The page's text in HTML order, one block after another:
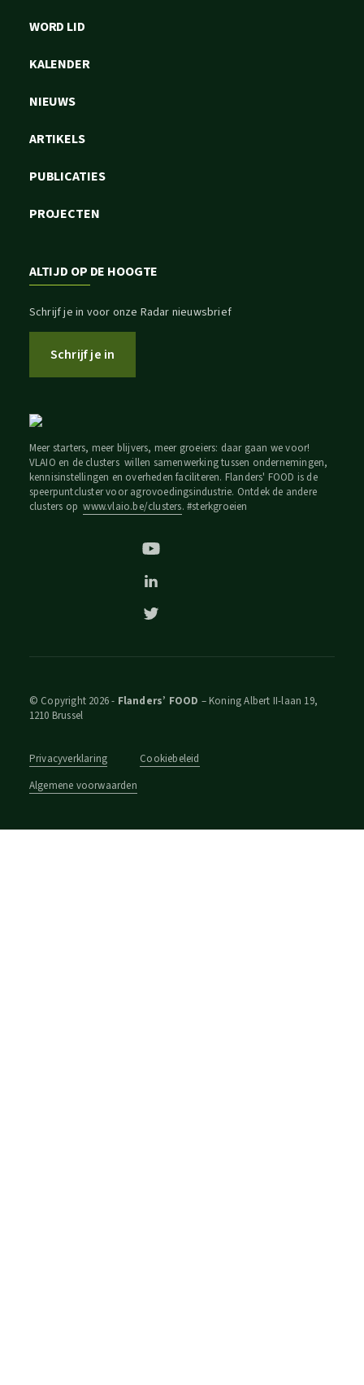
WORD LID
KALENDER
NIEUWS
ARTIKELS
PUBLICATIES
PROJECTEN
ALTIJD OP DE HOOGTE
Schrijf je in voor onze Radar nieuwsbrief
Schrijf je in
Meer starters, meer blijvers, meer groeiers: daar gaan we voor!
VLAIO en de clusters willen samenwerking tussen ondernemingen,
kennisinstellingen en overheden faciliteren. Flanders' FOOD is de
speerpuntcluster voor agrovoedingsindustrie. Ontdek de andere
clusters opwww.vlaio.be/clusters. #sterkgroeien
© Copyright 2026 - Flanders’ FOOD – Koning Albert II-laan 19,
1210 Brussel
Privacyverklaring
Cookiebeleid
Algemene voorwaarden